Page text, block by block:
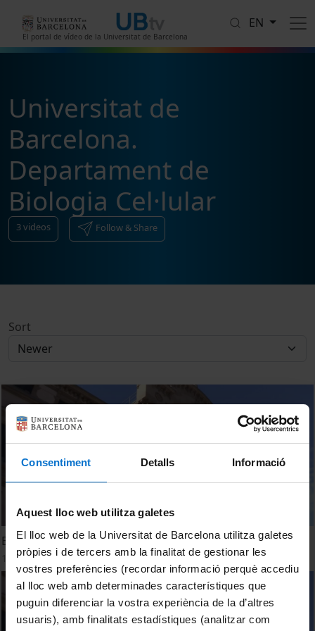
Consentiment Detalls Informació
Aquest lloc web utilitza galetes
El lloc web de la Universitat de Barcelona utilitza galetes
pròpies i de tercers amb la finalitat de gestionar les
vostres preferències (recordar informació perquè accediu
al lloc web amb determinades característiques que
puguin diferenciar la vostra experiència de la d’altres
usuaris), amb finalitats estadístiques (analitzar com
El portal de vídeo de la Universitat de Barcelona
EN
Universitat de
Barcelona.
Departament de
Biologia Cel·lular
3videos Follow & Share
Sort
El colesterol, clave en la migración celular
18 November, 2015